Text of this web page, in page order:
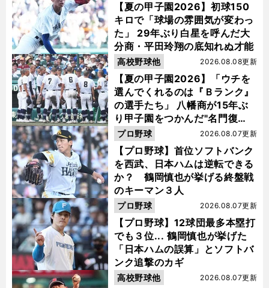
【夏の甲子園2026】初球150
キロで「球場の雰囲気が変わっ
た」 29年ぶり白星を呼んだ大
分商・平田玲翔の底知れぬ才能
【夏の甲子園2026】「ウチを
選んでくれるのは『Ｂランク』
の選手たち」 八幡商が15年ぶ
り甲子園をつかんだ"名門復
活"の舞台裏
2026.08.08更新
高校野球他
【プロ野球】首位ソフトバンク
を西武、日本ハムは逆転できる
か？ 鶴岡慎也が挙げる終盤戦
のキーマン３人
2026.08.07更新
プロ野球
【プロ野球】12球団最多本塁打
でも３位... 鶴岡慎也が挙げた
「日本ハムの誤算」とソフトバ
ンク追撃のカギ
2026.08.07更新
プロ野球
2026.08.07更新
高校野球他